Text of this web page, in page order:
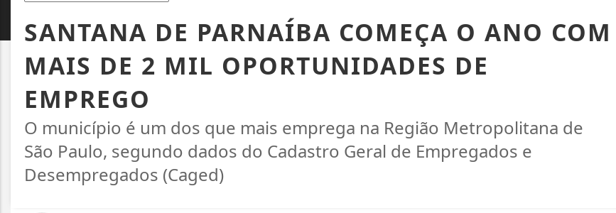
SANTANA DE PARNAÍBA COMEÇA O ANO COM
MAIS DE 2 MIL OPORTUNIDADES DE
EMPREGO
O município é um dos que mais emprega na Região Metropolitana de
São Paulo, segundo dados do Cadastro Geral de Empregados e
Desempregados (Caged)